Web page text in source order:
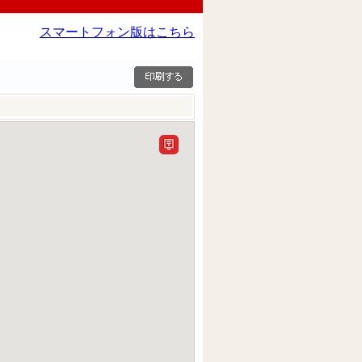
スマートフォン版はこちら